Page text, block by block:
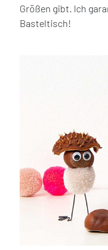
Größen gibt. Ich
Basteltisch!